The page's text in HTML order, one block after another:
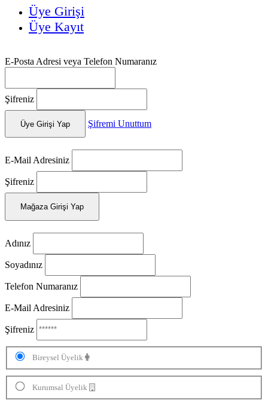
Üye Girişi
Üye Kayıt
E-Posta Adresi veya Telefon Numaranız
Şifreniz
Üye Girişi Yap Şifremi Unuttum
E-Mail Adresiniz
Şifreniz
Mağaza Girişi Yap
Adınız
Soyadınız
Telefon Numaranız
E-Mail Adresiniz
Şifreniz
Bireysel Üyelik
Kurumsal Üyelik